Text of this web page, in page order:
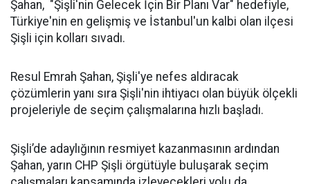
Şahan, "Şişli'nin Gelecek İçin Bir Planı Var" hedefiyle,
Türkiye'nin en gelişmiş ve İstanbul'un kalbi olan ilçesi
Şişli için kolları sıvadı.
Resul Emrah Şahan, Şişli'ye nefes aldıracak
çözümlerin yanı sıra Şişli'nin ihtiyacı olan büyük ölçekli
projeleriyle de seçim çalışmalarına hızlı başladı.
Şişli’de adaylığının resmiyet kazanmasının ardından
Şahan, yarın CHP Şişli örgütüyle buluşarak seçim